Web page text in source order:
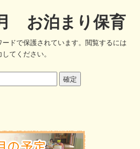
お泊まり保育
ドで保護されています。閲覧するには
てください。